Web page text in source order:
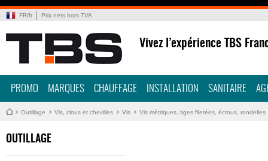
FR/fr Prix nets hors TVA
Vivez l’expérience TBS
PROMO MARQUES CHAUFFAGE INSTALLATION SANITAIRE
Outillage Vis, clous et chevilles Vis Vis métriques, tiges filetées, écrous, rondelles
OUTILLAGE